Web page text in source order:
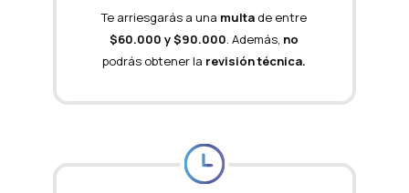
Te arriesgarás a una multa de entre
$60.000 y $90.000. Además, no
podrás obtener la revisión técnica.